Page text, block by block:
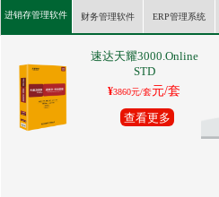
进销存管理软件 财务管理软件 ERP管理系统
速达天耀3000.Online
STD
¥3860元/套元/套
查看更多